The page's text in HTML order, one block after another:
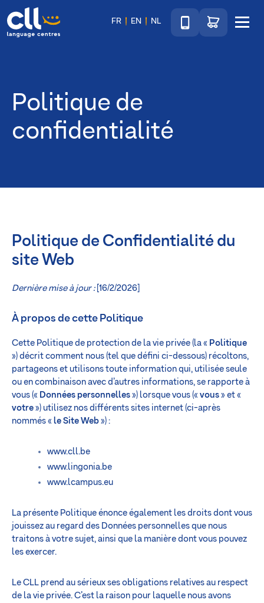
CLL
FR EN NL
TéléphoneAccéder au shop
Politique de
confidentialité
Politique de Confidentialité du
site Web
Dernière mise à jour :[16/2/2026]
À propos de cette Politique
Cette Politique de protection de la vie privée (la « Politique
») décrit comment nous (tel que défini ci-dessous) récoltons,
partageons et utilisons toute information qui, utilisée seule
ou en combinaison avec d’autres informations, se rapporte à
vous (« Données personnelles ») lorsque vous (« vous » et «
votre ») utilisez nos différents sites internet (ci-après
nommés « le Site Web ») :
www.cll.be
www.lingonia.be
www.lcampus.eu
La présente Politique énonce également les droits dont vous
jouissez au regard des Données personnelles que nous
traitons à votre sujet, ainsi que la manière dont vous pouvez
les exercer.
Le CLL prend au sérieux ses obligations relatives au respect
de la vie privée. C’est la raison pour laquelle nous avons